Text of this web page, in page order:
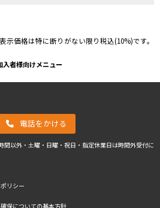
示価格は特に断りがない限り税込(10%)です。
入者様向けメニュー
電話をかける
以外・土曜・日曜・祝日・指定休業日は時間外受付に
リシー
保についての基本方針